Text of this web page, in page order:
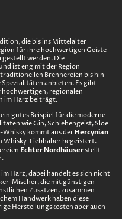
die bis ins Mittelalter
für ihre hochwertigen Geiste
werden. Die
ist eng mit der Region
Brennereien bis hin
anbieten. Es gibt
hochwertigen, regionalen
im Harz beiträgt.
gutes Beispiel für die moderne
wie Gin, Schlehengeist, Sloe
kommt aus der Hercynian
Whisky-Liebhaber begeistert.
Echter Nordhäuserstellt
im Harz, dabei handelt es sich nicht
Mischer, die mit günstigen
Zusätzen, zusammen
Handwerk haben diese
Herstellungskosten aber auch